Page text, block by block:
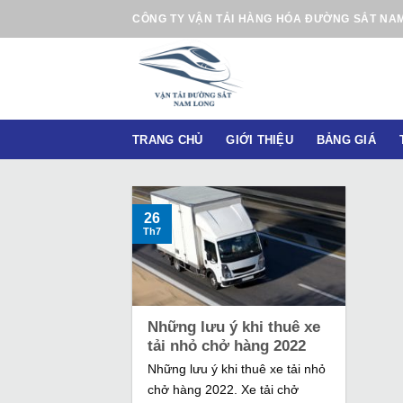
n
CÔNG TY VẬN TẢI HÀNG HÓA ĐƯỜNG SẮT
TRANG CHỦ GIỚI THIỆU BẢNG GIÁ
Những lưu ý khi thuê xe
tải nhỏ chở hàng 2022
Những lưu ý khi thuê xe tải nhỏ
chở hàng 2022. Xe tải chở
26
Th7